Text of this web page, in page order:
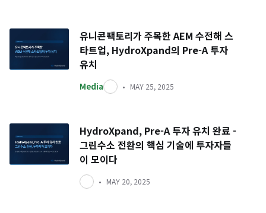
유니콘팩토리가 주목한 AEM 수전해 스
타트업, HydroXpand의 Pre-A 투자
유치
Media MAY 25, 2025
HydroXpand, Pre-A 투자 유치 완료 -
그린수소 전환의 핵심 기술에 투자자들
이 모이다
MAY 20, 2025